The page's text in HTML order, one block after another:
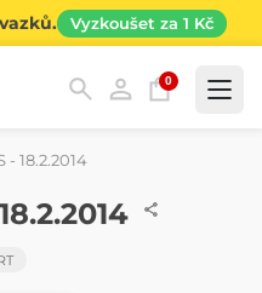
Vyzkoušet za 1 Kč
0
- 18.2.2014